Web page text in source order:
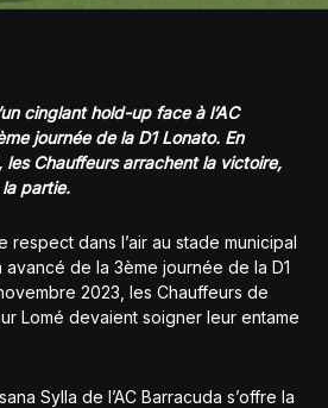
cinglant hold-up face à l’AC
journée de la D1 Lonato. En
Chauffeurs arrachent la victoire,
la partie.
respect dans l’air au stade municipal
de la 3ème journée de la D1
2023, les Chauffeurs de
Lomé devaient soigner leur entame
Sylla de l’AC Barracuda s’offre la